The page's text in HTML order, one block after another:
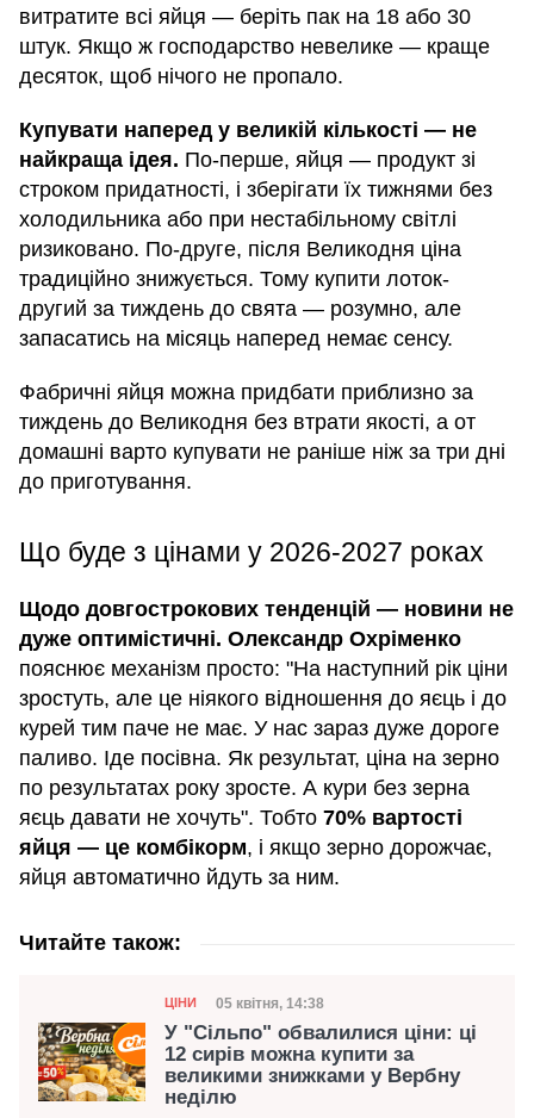
витратите всі яйця — беріть пак на 18 або 30
штук. Якщо ж господарство невелике — краще
десяток, щоб нічого не пропало.
Купувати наперед у великій кількості — не
найкраща ідея. По-перше, яйця — продукт зі
строком придатності, і зберігати їх тижнями без
холодильника або при нестабільному світлі
ризиковано. По-друге, після Великодня ціна
традиційно знижується. Тому купити лоток-
другий за тиждень до свята — розумно, але
запасатись на місяць наперед немає сенсу.
Фабричні яйця можна придбати приблизно за
тиждень до Великодня без втрати якості, а от
домашні варто купувати не раніше ніж за три дні
до приготування.
Що буде з цінами у 2026-2027 роках
Щодо довгострокових тенденцій — новини не
дуже оптимістичні. Олександр Охріменко
пояснює механізм просто: "На наступний рік ціни
зростуть, але це ніякого відношення до яєць і до
курей тим паче не має. У нас зараз дуже дороге
паливо. Іде посівна. Як результат, ціна на зерно
по результатах року зросте. А кури без зерна
яєць давати не хочуть". Тобто 70% вартості
яйця — це комбікорм, і якщо зерно дорожчає,
яйця автоматично йдуть за ним.
Читайте також:
Категорія
ЦІНИ Дата публікації
05 квітня, 14:38
У "Сільпо" обвалилися ціни: ці
12 сирів можна купити за
великими знижками у Вербну
неділю